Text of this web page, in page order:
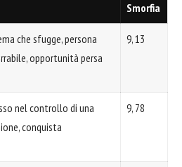
Smorfia
che sfugge, persona
opportunità persa
9, 13
nel controllo di una
conquista
9, 78